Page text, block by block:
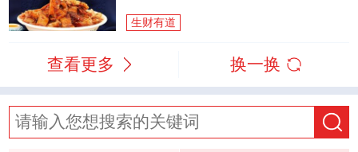
生财有道
查看更多 换一换